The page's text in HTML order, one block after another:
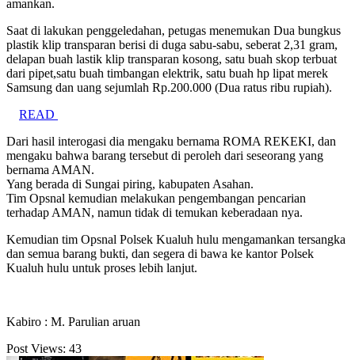
amankan.
Saat di lakukan penggeledahan, petugas menemukan Dua bungkus
plastik klip transparan berisi di duga sabu-sabu, seberat 2,31 gram,
delapan buah lastik klip transparan kosong, satu buah skop terbuat
dari pipet,satu buah timbangan elektrik, satu buah hp lipat merek
Samsung dan uang sejumlah Rp.200.000 (Dua ratus ribu rupiah).
READ
Dari hasil interogasi dia mengaku bernama ROMA REKEKI, dan
mengaku bahwa barang tersebut di peroleh dari seseorang yang
bernama AMAN.
Yang berada di Sungai piring, kabupaten Asahan.
Tim Opsnal kemudian melakukan pengembangan pencarian
terhadap AMAN, namun tidak di temukan keberadaan nya.
Kemudian tim Opsnal Polsek Kualuh hulu mengamankan tersangka
dan semua barang bukti, dan segera di bawa ke kantor Polsek
Kualuh hulu untuk proses lebih lanjut.
Kabiro : M. Parulian aruan
Post Views: 43